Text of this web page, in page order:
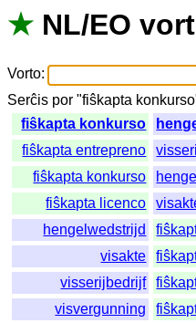
★ NL/EO
Vorto:
Serĉis por "fiŝkapta
fiŝkapta konkurso
fiŝkapta entrepreno
fiŝkapta konkurso
fiŝkapta licenco
hengelwedstrijd
visakte
visserijbedrijf
visvergunning